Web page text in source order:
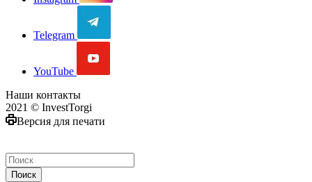
Telegram
YouTube
Наши контакты
2021 © InvestTorgi
Версия для печати
Поиск